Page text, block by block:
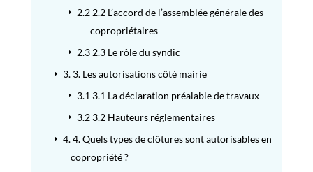
E 2.22.2 L’accord de l’assemblée générale des
copropriétaires
E 2.32.3 Le rôle du syndic
E 3.3. Les autorisations côté mairie
E 3.1 3.1 La déclaration préalable de travaux
E 3.23.2 Hauteurs réglementaires
E 4.4. Quels types de clôtures sont autorisables en
copropriété ?